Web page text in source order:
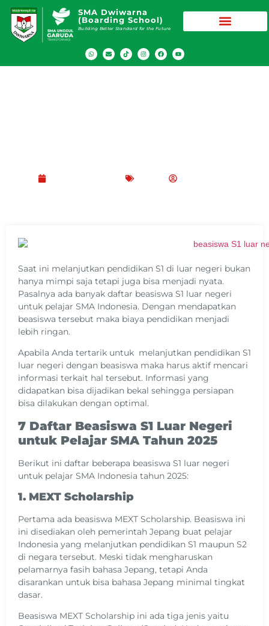
SMA Dwiwarna
(Boarding School)
Building Better Standard for the Future
Saat ini melanjutkan pendidikan S1 di luar negeri bukan
hanya mimpi saja tetapi juga bisa menjadi nyata.
Pasalnya ada banyak daftar beasiswa S1 luar negeri
untuk pelajar SMA Indonesia. Dengan mendapatkan
beasiswa tersebut maka biaya pendidikan menjadi
lebih ringan.
Apabila Anda tertarik untuk melanjutkan pendidikan S1
luar negeri dengan beasiswa maka harus aktif mencari
informasi terkait hal tersebut. Informasi yang
didapatkan bisa dijadikan bekal sehingga persiapan
bisa dilakukan dengan optimal.
7 Daftar Beasiswa S1 Luar Negeri
untuk Pelajar SMA Tahun 2025
Berikut ini daftar beberapa beasiswa S1 luar negeri
untuk pelajar SMA Indonesia tahun 2025:
1. MEXT Scholarship
Pertama ada beasiswa MEXT Scholarship. Beasiswa ini
ini disediakan oleh pemerintah Jepang buat pelajar
Indonesia yang melanjutkan pendidikan S1 maupun S2
di negara tersebut. Meski tidak mengharuskan
pelamarnya fasih bahasa Jepang, tetapi Anda
disarankan untuk bisa bahasa Jepang minimal tingkat
dasar.
Beasiswa MEXT Scholarship ini ada tiga jenis yaitu